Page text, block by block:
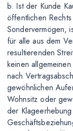
b. Ist der Kunde
öffentlichen
Sondervermögen,
für alle aus dem
resultierenden
keinen
nach
gewöhnlichen
Wohnsitz oder
der